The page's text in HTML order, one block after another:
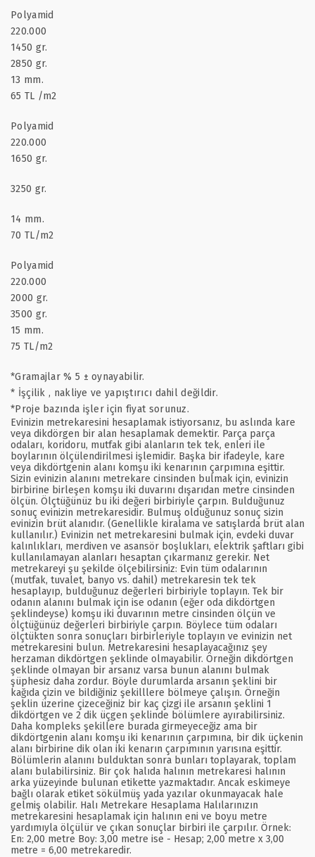
Polyamid
220.000
1450 gr.
2850 gr.
13 mm.
65 TL /m2
Polyamid
220.000
1650 gr.
3250 gr.
14 mm.
70 TL/m2
Polyamid
220.000
2000 gr.
3500 gr.
15 mm.
75 TL/m2
*Gramajlar % 5 ± oynayabilir.
* İşçilik , nakliye ve yapıştırıcı dahil değildir.
*Proje bazında işler için fiyat sorunuz.
Evinizin metrekaresini hesaplamak istiyorsanız, bu aslında kare
veya dikdörgen bir alan hesaplamak demektir. Parça parça
odaları, koridoru, mutfak gibi alanların tek tek, enleri ile
boylarının ölçülendirilmesi işlemidir. Başka bir ifadeyle, kare
veya dikdörtgenin alanı komşu iki kenarının çarpımına eşittir.
Sizin evinizin alanını metrekare cinsinden bulmak için, evinizin
birbirine birleşen komşu iki duvarını dışarıdan metre cinsinden
ölçün. Ölçtüğünüz bu iki değeri birbiriyle çarpın. Bulduğunuz
sonuç evinizin metrekaresidir. Bulmuş olduğunuz sonuç sizin
evinizin brüt alanıdır. (Genellikle kiralama ve satışlarda brüt alan
kullanılır.) Evinizin net metrekaresini bulmak için, evdeki duvar
kalınlıkları, merdiven ve asansör boşlukları, elektrik şaftları gibi
kullanılamayan alanları hesaptan çıkarmanız gerekir. Net
metrekareyi şu şekilde ölçebilirsiniz: Evin tüm odalarının
(mutfak, tuvalet, banyo vs. dahil) metrekaresin tek tek
hesaplayıp, bulduğunuz değerleri birbiriyle toplayın. Tek bir
odanın alanını bulmak için ise odanın (eğer oda dikdörtgen
şeklindeyse) komşu iki duvarının metre cinsinden ölçün ve
ölçtüğünüz değerleri birbiriyle çarpın. Böylece tüm odaları
ölçtükten sonra sonuçları birbirleriyle toplayın ve evinizin net
metrekaresini bulun. Metrekaresini hesaplayacağınız şey
herzaman dikdörtgen şeklinde olmayabilir. Örneğin dikdörtgen
şeklinde olmayan bir arsanız varsa bunun alanını bulmak
şüphesiz daha zordur. Böyle durumlarda arsanın şeklini bir
kağıda çizin ve bildiğiniz şekilllere bölmeye çalışın. Örneğin
şeklin üzerine çizeceğiniz bir kaç çizgi ile arsanın şeklini 1
dikdörtgen ve 2 dik üçgen şeklinde bölümlere ayırabilirsiniz.
Daha kompleks şekillere burada girmeyeceğiz ama bir
dikdörtgenin alanı komşu iki kenarının çarpımına, bir dik üçkenin
alanı birbirine dik olan iki kenarın çarpımının yarısına eşittir.
Bölümlerin alanını bulduktan sonra bunları toplayarak, toplam
alanı bulabilirsiniz. Bir çok halıda halının metrekaresi halının
arka yüzeyinde bulunan etikette yazmaktadır. Ancak eskimeye
bağlı olarak etiket sökülmüş yada yazılar okunmayacak hale
gelmiş olabilir. Halı Metrekare Hesaplama Halılarınızın
metrekaresini hesaplamak için halının eni ve boyu metre
yardımıyla ölçülür ve çıkan sonuçlar birbiri ile çarpılır. Örnek:
En: 2,00 metre Boy: 3,00 metre ise - Hesap; 2,00 metre x 3,00
metre = 6,00 metrekaredir.